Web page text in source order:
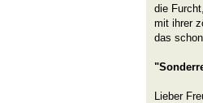
die
mit ihrer
das
Lieber